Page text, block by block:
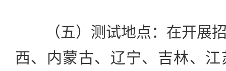
（五）测试地点：在开展招
西、内蒙古、辽宁、吉林、